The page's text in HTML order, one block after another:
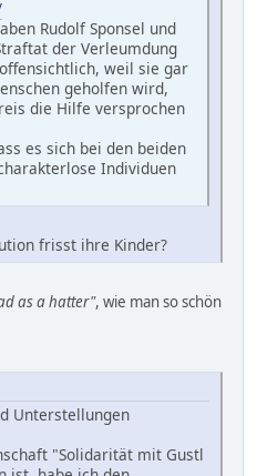
Rudolf Sponsel und
der Verleumdung
weil sie gar
geholfen wird,
die Hilfe versprochen
es sich bei den beiden
Individuen
frisst ihre Kinder?
as a hatter", wie man so schön
Unterstellungen
"Solidarität mit Gustl